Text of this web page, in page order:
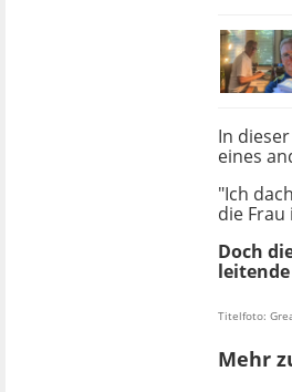
In
eines
"Ich
die
Doch
Titelfoto:
Mehr